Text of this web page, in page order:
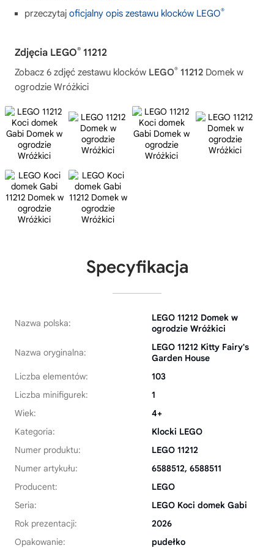
przeczytaj oficjalny opis zestawu klocków LEGO®
Zdjęcia LEGO® 11212
Zobacz 6 zdjęć zestawu klocków LEGO® 11212 Domek w
ogrodzie Wróżkici
Specyfikacja
Nazwa polska:
LEGO 11212 Domek w
ogrodzie Wróżkici
Nazwa oryginalna:
LEGO 11212 Kitty Fairy's
Garden House
Liczba elementów:
103
Liczba minifigurek:
1
Wiek:
4+
Kategoria:
Klocki LEGO
Numer produktu:
LEGO 11212
Numer artykułu:
6588512, 6588511
Producent:
LEGO
Seria:
LEGO Koci domek Gabi
Rok prezentacji:
2026
Opakowanie:
pudełko